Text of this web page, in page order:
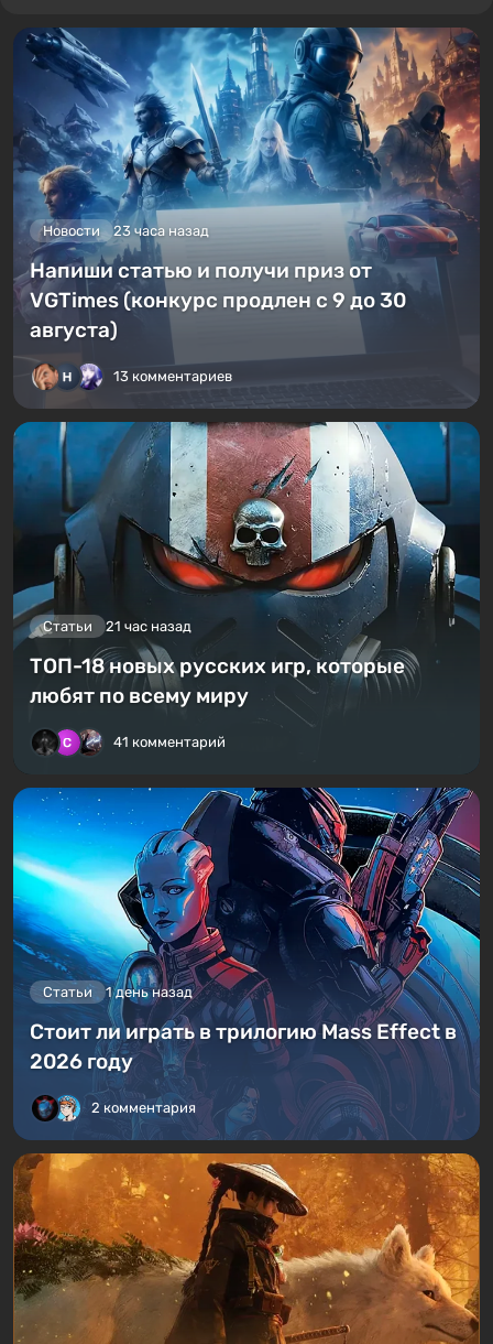
Новости 23 часа назад
Напиши статью и получи приз от
VGTimes (конкурс продлен с 9 до 30
августа)
13 комментариев
Статьи 21 час назад
ТОП-18 новых русских игр, которые
любят по всему миру
41 комментарий
Статьи 1 день назад
Стоит ли играть в трилогию Mass Effect в
2026 году
2 комментария